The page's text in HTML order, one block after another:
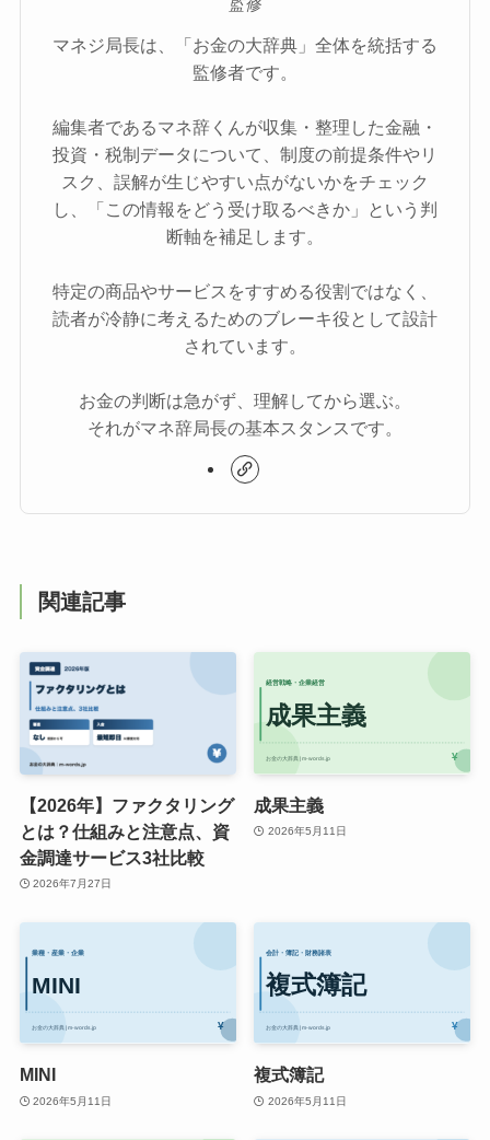
監修
マネジ局長は、「お金の大辞典」全体を統括する
監修者です。
編集者であるマネ辞くんが収集・整理した金融・
投資・税制データについて、制度の前提条件やリ
スク、誤解が生じやすい点がないかをチェック
し、「この情報をどう受け取るべきか」という判
断軸を補足します。
特定の商品やサービスをすすめる役割ではなく、
読者が冷静に考えるためのブレーキ役として設計
されています。
お金の判断は急がず、理解してから選ぶ。
それがマネ辞局長の基本スタンスです。
関連記事
【2026年】ファクタリング
とは？仕組みと注意点、資
金調達サービス3社比較
2026年7月27日
成果主義
2026年5月11日
MINI
2026年5月11日
複式簿記
2026年5月11日